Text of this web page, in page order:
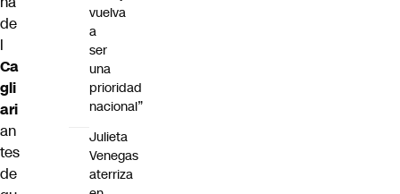
de
l
Ca
gli
ari
an
tes
de
vuelva
a
ser
una
prioridad
nacional”
Julieta
Venegas
aterriza